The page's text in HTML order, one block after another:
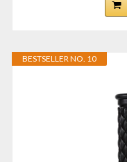
BESTSELLER NO. 10